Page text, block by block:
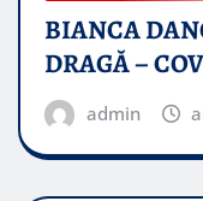
BIANCA
DRAGĂ –
admin